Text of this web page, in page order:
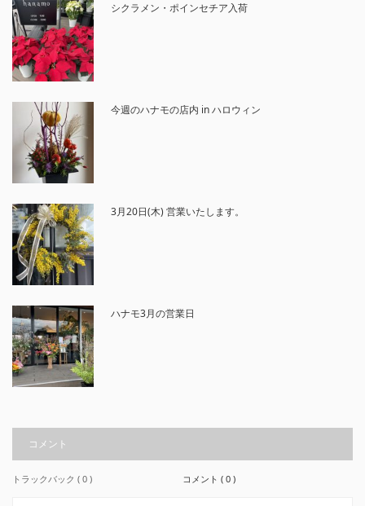
シクラメン・ポインセチア入荷
今週のハナモの店内 in ハロウィン
3月20日(木) 営業いたします。
ハナモ3月の営業日
コメント
トラックバック ( 0 ) コメント ( 0 )